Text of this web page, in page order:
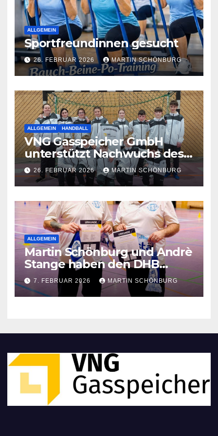
ALLGEMEIN
Sportfreundinnen gesucht
26. FEBRUAR 2026 MARTIN SCHÖNBURG
ALLGEMEIN HANDBALL
VNG Gasspeicher GmbH
unterstützt Nachwuchs des
VfB Bad Lauchstädt
26. FEBRUAR 2026 MARTIN SCHÖNBURG
ALLGEMEIN
Martin Schönburg und Andrè
Stange haben den DHB
Kinderhandballtrainer
7. FEBRUAR 2026 MARTIN SCHÖNBURG